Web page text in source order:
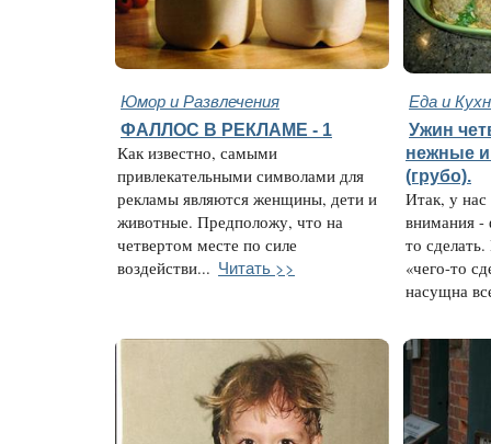
Юмор и Развлечения Еда и
ФАЛЛОС В РЕКЛАМЕ - 1
Как известно, самыми
привлекательными символами для
рекламы являются женщины, дети и
животные. Предположу, что на
четвертом месте по силе
воздействи... Читать >>
Ужин
нежные
(грубо).
Итак, у нас
внимания -
то
«чего-то
насущна